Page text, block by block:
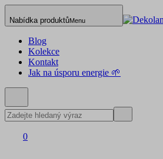
Nabídka produktůMenu
Blog
Kolekce
Kontakt
Jak na úsporu energie 🌱
0